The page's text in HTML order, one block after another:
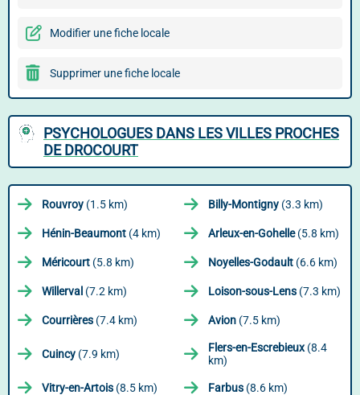
Modifier une fiche locale
Supprimer une fiche locale
PSYCHOLOGUES DANS LES VILLES PROCHES
DE DROCOURT
Rouvroy (1.5 km) Billy-Montigny (3.3 km)
Hénin-Beaumont (4 km) Arleux-en-Gohelle(5.8 km)
Méricourt (5.8 km) Noyelles-Godault (6.6 km)
Willerval (7.2 km) Loison-sous-Lens (7.3 km)
Courrières (7.4 km) Avion (7.5 km)
Cuincy (7.9 km) Flers-en-Escrebieux(8.4
km)
Vitry-en-Artois (8.5 km) Farbus (8.6 km)